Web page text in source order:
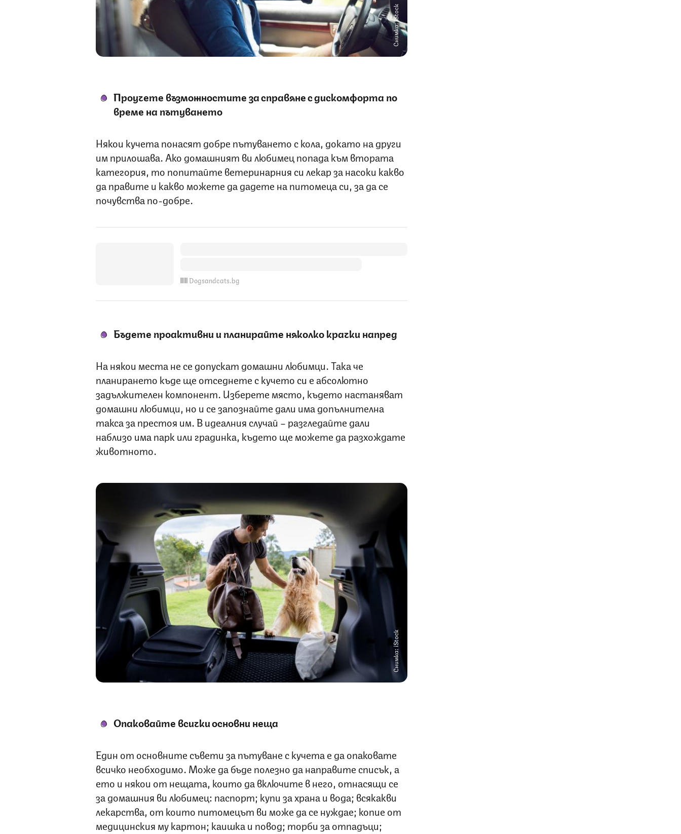
Снимка: iStock
Проучете възможностите за справяне с дискомфорта по
време на пътуването
Някои кучета понасят добре пътуването с кола, докато на други
им прилошава. Ако домашният ви любимец попада към втората
категория, то попитайте ветеринарния си лекар за насоки какво
да правите и какво можете да дадете на питомеца си, за да се
почувства по-добре.
Dogsandcats.bg
Бъдете проактивни и планирайте няколко крачки напред
На някои места не се допускат домашни любимци. Така че
планирането къде ще отседнете с кучето си е абсолютно
задължителен компонент. Изберете място, където настаняват
домашни любимци, но и се запознайте дали има допълнителна
такса за престоя им. В идеалния случай – разгледайте дали
наблизо има парк или градинка, където ще можете да разхождате
животното.
Снимка: iStock
Опаковайте всички основни неща
Един от основните съвети за пътуване с кучета е да опаковате
всичко необходимо. Може да бъде полезно да направите списък, а
ето и някои от нещата, които да включите в него, отнасящи се
за домашния ви любимец: паспорт; купи за храна и вода; всякакви
лекарства, от които питомецът ви може да се нуждае; копие от
медицинския му картон; каишка и повод; торби за отпадъци;